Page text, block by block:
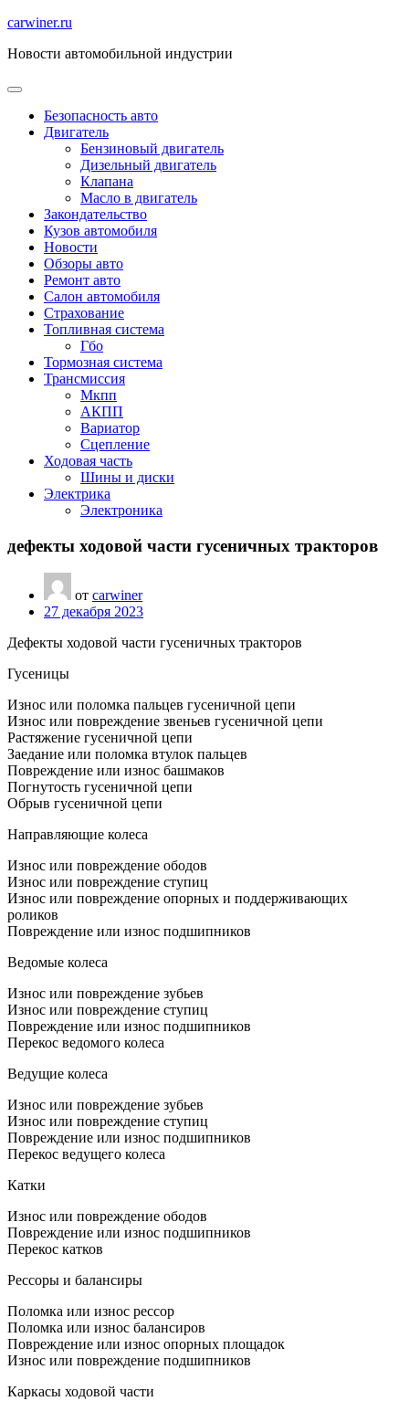
Перейти
содержимому
carwiner.ru
Новости автомобильной индустрии
Безопасность авто
Двигатель
Бензиновый двигатель
Дизельный двигатель
Клапана
Масло в двигатель
Закондательство
Кузов автомобиля
Новости
Обзоры авто
Ремонт авто
Салон автомобиля
Страхование
Топливная система
Гбо
Тормозная система
Трансмиссия
Мкпп
АКПП
Вариатор
Сцепление
Ходовая часть
Шины и диски
Электрика
Электроника
дефекты ходовой части гусеничных тракторов
от carwiner
27 декабря 2023
Дефекты ходовой части гусеничных тракторов
Гусеницы
Износ или поломка пальцев гусеничной цепи
Износ или повреждение звеньев гусеничной цепи
Растяжение гусеничной цепи
Заедание или поломка втулок пальцев
Повреждение или износ башмаков
Погнутость гусеничной цепи
Обрыв гусеничной цепи
Направляющие колеса
Износ или повреждение ободов
Износ или повреждение ступиц
Износ или повреждение опорных и поддерживающих
роликов
Повреждение или износ подшипников
Ведомые колеса
Износ или повреждение зубьев
Износ или повреждение ступиц
Повреждение или износ подшипников
Перекос ведомого колеса
Ведущие колеса
Износ или повреждение зубьев
Износ или повреждение ступиц
Повреждение или износ подшипников
Перекос ведущего колеса
Катки
Износ или повреждение ободов
Повреждение или износ подшипников
Перекос катков
Рессоры и балансиры
Поломка или износ рессор
Поломка или износ балансиров
Повреждение или износ опорных площадок
Износ или повреждение подшипников
Каркасы ходовой части